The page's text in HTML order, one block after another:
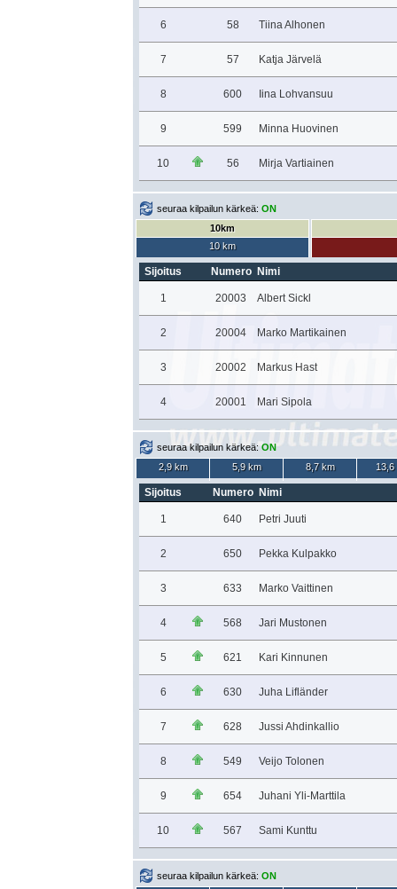
6 58 Tiina Alhonen
7 57 Katja Järvelä
8 600 Iina Lohvansuu
9 599 Minna Huovinen
10 56 Mirja Vartiainen
seuraa kilpailun kärkeä: ON
10km
10 km
Sijoitus Numero Nimi
1 20003 Albert Sickl
2 20004 Marko Martikainen
3 20002 Markus Hast
4 20001 Mari Sipola
seuraa kilpailun kärkeä:ON
2,9 km
5,9 km 8,7 km 13,6
Sijoitus Numero Nimi
1 640 Petri Juuti
2 650 Pekka Kulpakko
3 633 Marko Vaittinen
4 568 Jari Mustonen
5 621 Kari Kinnunen
6 630 Juha Lifländer
7 628 Jussi Ahdinkallio
8 549 Veijo Tolonen
9 654 Juhani Yli-Marttila
10 567 Sami Kunttu
seuraa kilpailun kärkeä: ON